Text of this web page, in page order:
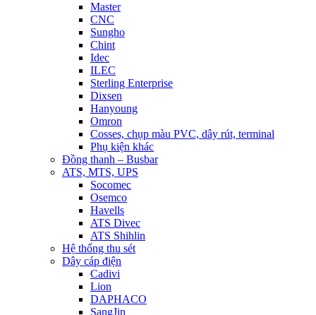
Master
CNC
Sungho
Chint
Idec
ILEC
Sterling Enterprise
Dixsen
Hanyoung
Omron
Cosses, chụp màu PVC, dây rút, terminal
Phụ kiện khác
Đồng thanh – Busbar
ATS, MTS, UPS
Socomec
Osemco
Havells
ATS Divec
ATS Shihlin
Hệ thống thu sét
Dây cáp điện
Cadivi
Lion
DAPHACO
SangJin